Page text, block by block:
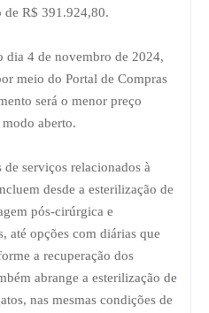
de R$ 391.924,80.
dia 4 de novembro de 2024,
meio do Portal de Compras
será o menor preço
aberto.
serviços relacionados à
desde a esterilização de
pós-cirúrgica e
até opções com diárias que
a recuperação dos
abrange a esterilização de
nas mesmas condições de